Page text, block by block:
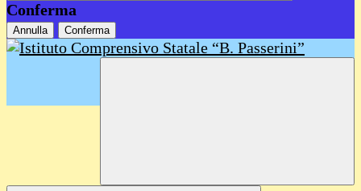
Conferma
Annulla Conferma